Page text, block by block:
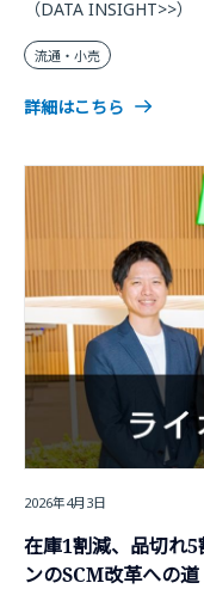
（DATA INSIGHT>>）
流通・小売
詳細はこちら
2026年4月3日
在庫1割減、品切れ
ンのSCM改革への道